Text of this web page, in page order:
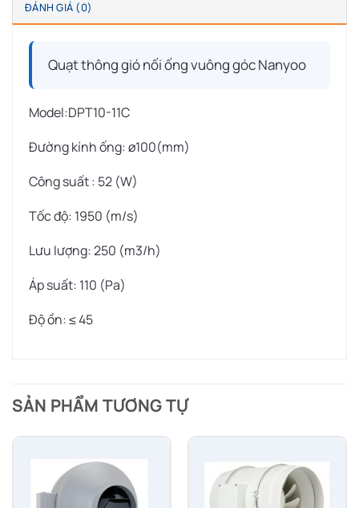
ĐÁNH GIÁ (0)
Quạt thông gió nối ống vuông góc Nanyoo
Model:DPT10-11C
Đường kính ống: ø100(mm)
Công suất : 52 (W)
Tốc độ: 1950 (m/s)
Lưu lượng: 250 (m3/h)
Áp suất: 110 (Pa)
Độ ồn: ≤ 45
SẢN PHẨM TƯƠNG TỰ